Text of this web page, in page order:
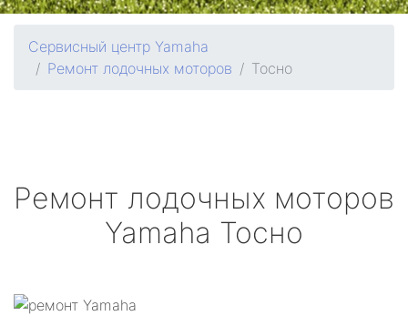
Сервисный центр Yamaha
Ремонт лодочных моторов
Тосно
Ремонт лодочных моторов
Yamaha Тосно